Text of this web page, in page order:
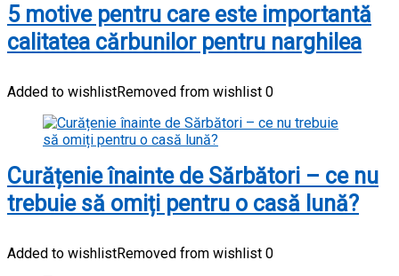
5 motive pentru care este importantă
calitatea cărbunilor pentru narghilea
Added to wishlistRemoved from wishlist 0
Curățenie înainte de Sărbători – ce nu
trebuie să omiți pentru o casă lună?
Added to wishlistRemoved from wishlist 0